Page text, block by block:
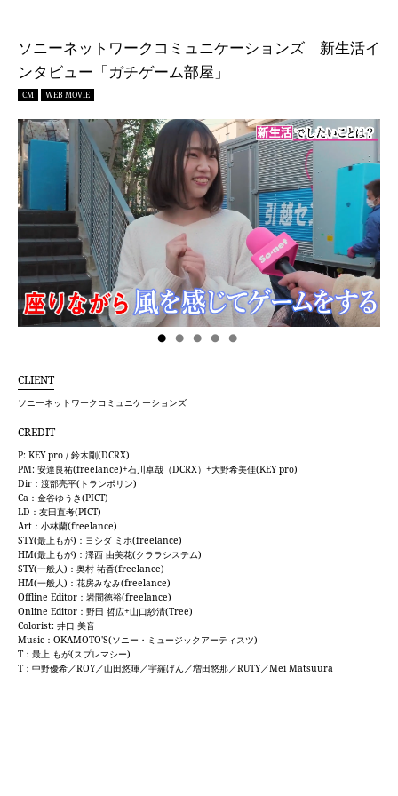
ソニーネットワークコミュニケーションズ 新生活イ
ンタビュー「ガチゲーム部屋」
CM WEB MOVIE
CLIENT
ソニーネットワークコミュニケーションズ
CREDIT
P: KEY pro / 鈴木剛(DCRX)
PM: 安達良祐(freelance)+石川卓哉（DCRX）+大野希美佳(KEY pro)
Dir：渡部亮平(トランポリン)
Ca：金谷ゆうき(PICT)
LD：友田直考(PICT)
Art：小林蘭(freelance)
STY(最上もが)：ヨシダ ミホ(freelance)
HM(最上もが)：澤西 由美花(クララシステム)
STY(一般人)：奥村 祐香(freelance)
HM(一般人)：花房みなみ(freelance)
Offline Editor：岩間徳裕(freelance)
Online Editor：野田 哲広+山口紗清(Tree)
Colorist: 井口 美音
Music：OKAMOTO'S(ソニー・ミュージックアーティスツ)
T：最上 もが(スプレマシー)
T：中野優希／ROY／山田悠暉／宇羅げん／増田悠那／RUTY／Mei Matsuura